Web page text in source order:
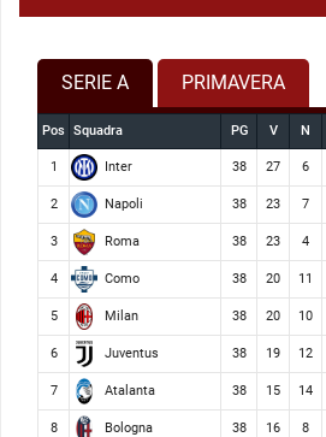
SERIE A PRIMAVERA
Pos Squadra PG V N
1 Inter 38 27 6
2 Napoli 38 23 7
3 Roma 38 23 4
4 Como 38 20 11
5 Milan 38 20 10
6 Juventus 38 19 12
7 Atalanta 38 15 14
8 Bologna 38 16 8